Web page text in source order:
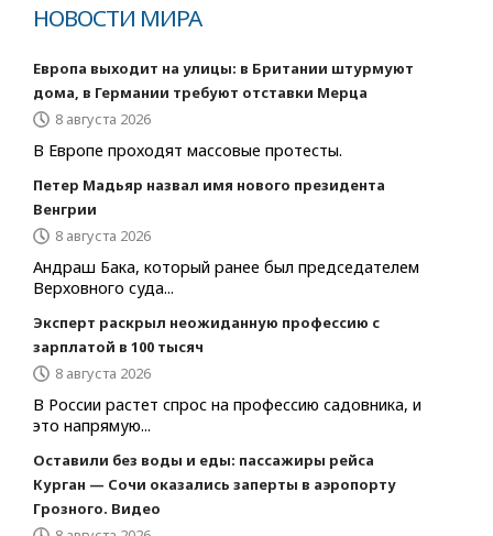
НОВОСТИ МИРА
Европа выходит на улицы: в Британии штурмуют
дома, в Германии требуют отставки Мерца
8 августа 2026
В Европе проходят массовые протесты.
Петер Мадьяр назвал имя нового президента
Венгрии
8 августа 2026
Андраш Бака, который ранее был председателем
Верховного суда...
Эксперт раскрыл неожиданную профессию с
зарплатой в 100 тысяч
8 августа 2026
В России растет спрос на профессию садовника, и
это напрямую...
Оставили без воды и еды: пассажиры рейса
Курган — Сочи оказались заперты в аэропорту
Грозного. Видео